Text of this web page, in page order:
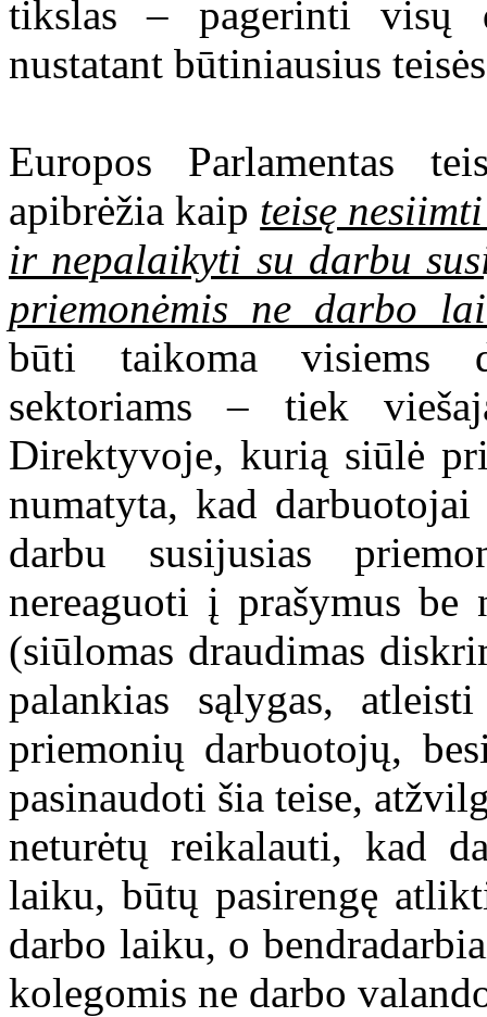
tikslas – pagerinti visų
nustatant būtiniausius
Europos Parlamentas
apibrėžia kaip teisę
ir nepalaikyti su darbu
priemonėmis ne darbo
būti taikoma visiems
sektoriams – tiek
Direktyvoje, kurią siūlė
numatyta, kad
darbu susijusias
nereaguoti į prašymus be
(siūlomas draudimas
palankias sąlygas,
priemonių darbuotojų,
pasinaudoti šia teise,
neturėtų reikalauti, kad
laiku, būtų pasirengę
darbo laiku, o
kolegomis ne darbo